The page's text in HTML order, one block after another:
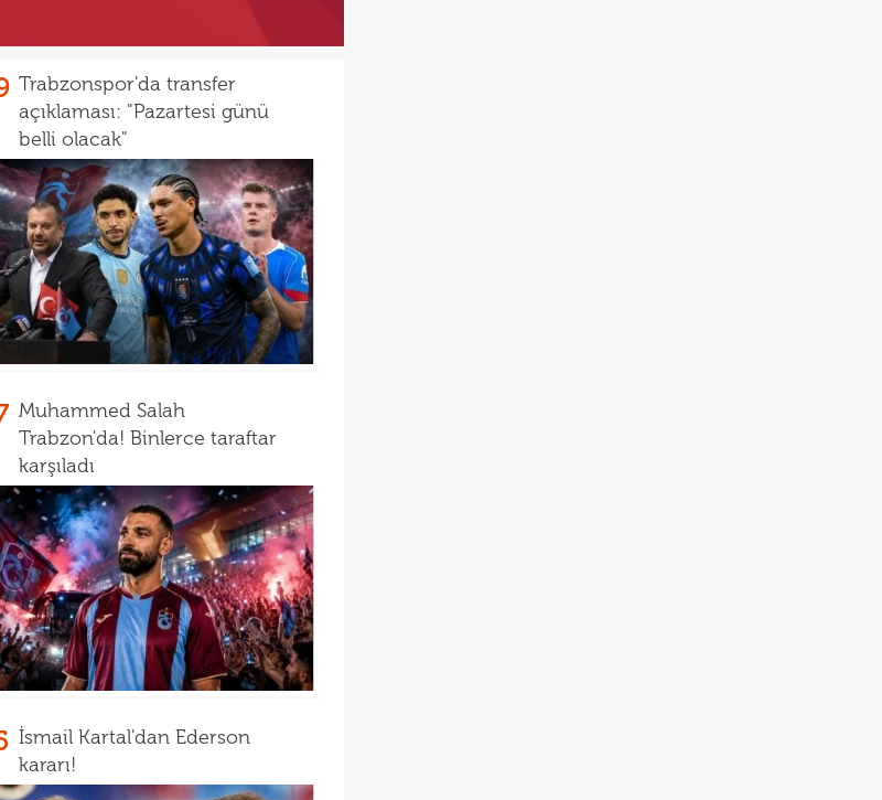
Trabzonspor'da transfer
açıklaması: "Pazartesi günü
belli olacak"
Muhammed Salah
Trabzon'da! Binlerce taraftar
karşıladı
İsmail Kartal'dan Ederson
kararı!